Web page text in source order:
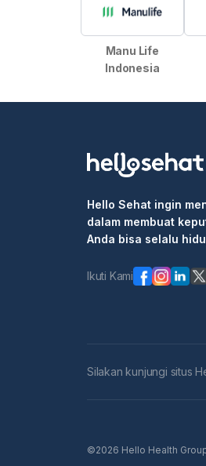
Manu Life
Indonesia
Hello Sehat ingin
dalam membuat
Anda bisa selalu
Ikuti Kami
Silakan kunjungi situs
©2026 Hello Health